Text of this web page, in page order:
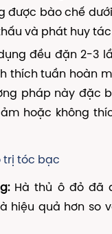
được bào chế
và phát huy
đều đặn 2-3
thích tuần hoàn
pháp này đặc
hoặc không
trị tóc bạc
Hà thủ ô đỏ đã
hiệu quả hơn so